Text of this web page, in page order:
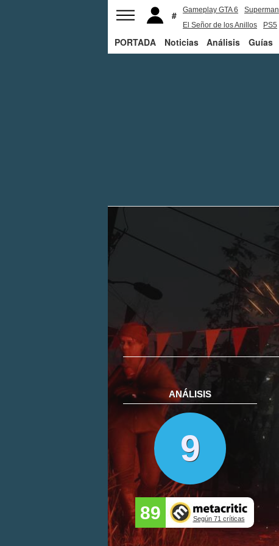
Gameplay GTA 6
Superman
El Señor de los Anillos
PS5
PORTADA Noticias Análisis Guías
ANÁLISIS
9
89 Según 71 críticas